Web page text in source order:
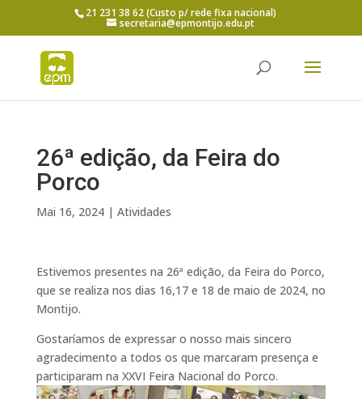
21 231 38 62 (Custo p/ rede fixa nacional)
secretaria@epmontijo.edu.pt
26ª edição, da Feira do
Porco
Mai 16, 2024| Atividades
Estivemos presentes na 26ª edição, da Feira do Porco,
que se realiza nos dias 16,17 e 18 de maio de 2024, no
Montijo.
Gostaríamos de expressar o nosso mais sincero
agradecimento a todos os que marcaram presença e
participaram na XXVI Feira Nacional do Porco.